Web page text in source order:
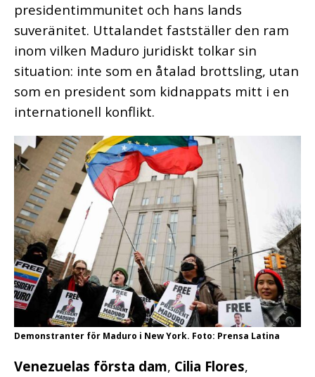
presidentimmunitet och hans lands
suveränitet. Uttalandet fastställer den ram
inom vilken Maduro juridiskt tolkar sin
situation: inte som en åtalad brottsling, utan
som en president som kidnappats mitt i en
internationell konflikt.
Demonstranter för Maduro i New York. Foto: Prensa Latina
Venezuelas första dam, Cilia Flores,